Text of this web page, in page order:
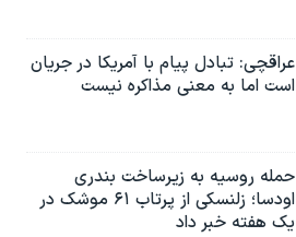
عراقچی: تبادل پیام با آمریکا در جریان
است اما به معنی مذاکره نیست
حمله روسیه به زیرساخت بندری
اودسا؛ زلنسکی از پرتاب ۶۱ موشک در
یک هفته خبر داد